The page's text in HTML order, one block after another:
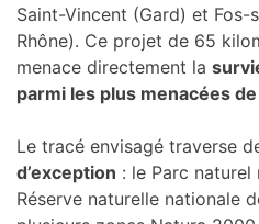
Saint-Vincent (Gard) et Fos-
Rhône). Ce projet de 65
menace directement la
parmi les plus menacées
Le tracé envisagé traverse
d’exception : le Parc naturel
Réserve naturelle nationale